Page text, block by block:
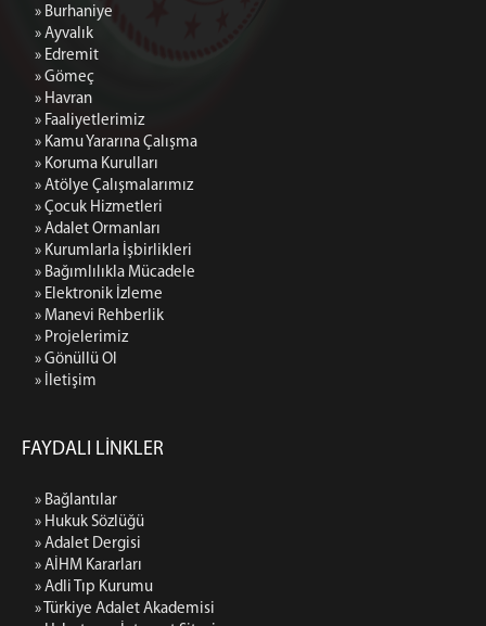
» Burhaniye
» Ayvalık
» Edremit
» Gömeç
» Havran
» Faaliyetlerimiz
» Kamu Yararına Çalışma
» Koruma Kurulları
» Atölye Çalışmalarımız
» Çocuk Hizmetleri
» Adalet Ormanları
» Kurumlarla İşbirlikleri
» Bağımlılıkla Mücadele
» Elektronik İzleme
» Manevi Rehberlik
» Projelerimiz
» Gönüllü Ol
» İletişim
FAYDALI LİNKLER
» Bağlantılar
» Hukuk Sözlüğü
» Adalet Dergisi
» AİHM Kararları
» Adli Tıp Kurumu
» Türkiye Adalet Akademisi